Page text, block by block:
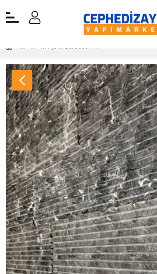
7,5 x Serbest Patlatma Taş Black Royal